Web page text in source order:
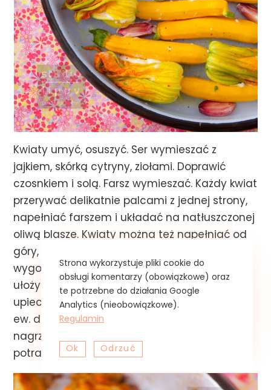
Kwiaty umyć, osuszyć. Ser wymieszać z
jajkiem, skórką cytryny, ziołami. Doprawić
czosnkiem i solą. Farsz wymieszać. Każdy kwiat
przerywać delikatnie palcami z jednej strony,
napełniać farszem i układać na natłuszczonej
oliwą blasze. Kwiaty można też napełniać od
góry, lecz uważam, że mój sposob jest
wygodniejszy. Na blasze można różwnież
ułożyć ząbki czosnku w łupinkach, po
upieczeniu będą pyszne! Całość skropić oliwą,
ew. delikatnie posolić. Wstawić do piekarnika
nagrzanego do 190 st.C i piec ok. 25 minut, aż
potrawa zacznie intensywnie pachnieć.
Strona wykorzystuje pliki cookie do
obsługi komentarzy (obowiązkowe) oraz
te potrzebne do działania Google
Analytics (nieobowiązkowe).
Regulamin
Ok Odrzuć